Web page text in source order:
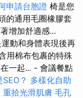
申請台胞證 椅是您
的通用毛圈橡膠套
增加舒適感...
動和身體表現後再
用棉布包裹的特殊
一起... - 會議餐點
？ 多樣化自助
拾光滑肌膚 毛孔